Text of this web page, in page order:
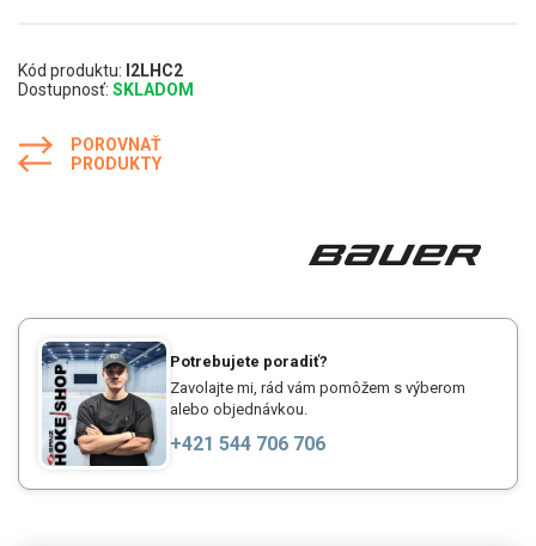
Kód produktu: I2LHC2
Dostupnosť: SKLADOM
POROVNAŤ
PRODUKTY
Potrebujete poradiť?
Zavolajte mi, rád vám pomôžem s výberom
alebo objednávkou.
+421 544 706 706